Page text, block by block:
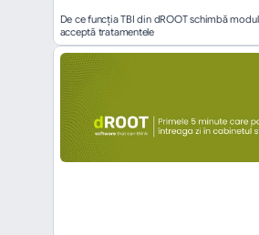
De ce funcția TBI din dROOT schimbă
acceptă tratamentele